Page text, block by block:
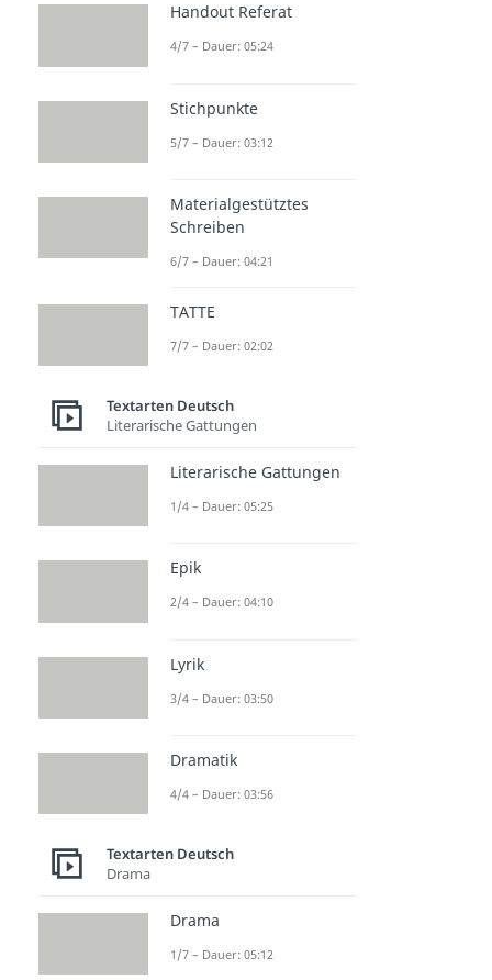
Handout Referat
4/7 – Dauer: 05:24
Stichpunkte
5/7 – Dauer: 03:12
Materialgestütztes
Schreiben
6/7 – Dauer: 04:21
TATTE
7/7 – Dauer: 02:02
Textarten Deutsch
Literarische Gattungen
Literarische Gattungen
1/4 – Dauer: 05:25
Epik
2/4 – Dauer: 04:10
Lyrik
3/4 – Dauer: 03:50
Dramatik
4/4 – Dauer: 03:56
Textarten Deutsch
Drama
Drama
1/7 – Dauer: 05:12